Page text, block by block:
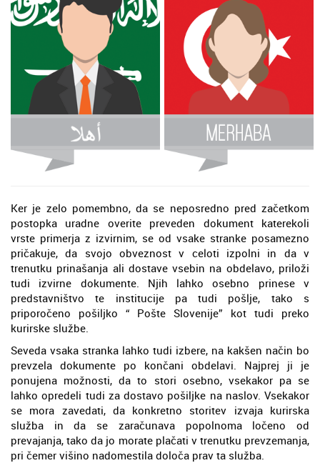
Ker je zelo pomembno, da se neposredno pred začetkom
postopka uradne overite preveden dokument katerekoli
vrste primerja z izvirnim, se od vsake stranke posamezno
pričakuje, da svojo obveznost v celoti izpolni in da v
trenutku prinašanja ali dostave vsebin na obdelavo, priloži
tudi izvirne dokumente. Njih lahko osebno prinese v
predstavništvo te institucije pa tudi pošlje, tako s
priporočeno pošiljko “ Pošte Slovenije” kot tudi preko
kurirske službe.
Seveda vsaka stranka lahko tudi izbere, na kakšen način bo
prevzela dokumente po končani obdelavi. Najprej ji je
ponujena možnosti, da to stori osebno, vsekakor pa se
lahko opredeli tudi za dostavo pošiljke na naslov. Vsekakor
se mora zavedati, da konkretno storitev izvaja kurirska
služba in da se zaračunava popolnoma ločeno od
prevajanja, tako da jo morate plačati v trenutku prevzemanja,
pri čemer višino nadomestila določa prav ta služba.